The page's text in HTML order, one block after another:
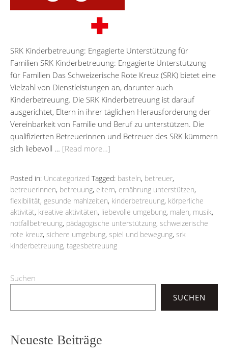
SRK Kinderbetreuung: Engagierte Unterstützung für
Familien SRK Kinderbetreuung: Engagierte Unterstützung
für Familien Das Schweizerische Rote Kreuz (SRK) bietet eine
Vielzahl von Dienstleistungen an, darunter auch
Kinderbetreuung. Die SRK Kinderbetreuung ist darauf
ausgerichtet, Eltern in ihrer täglichen Herausforderung der
Vereinbarkeit von Familie und Beruf zu unterstützen. Die
qualifizierten Betreuerinnen und Betreuer des SRK kümmern
sich liebevoll … [Read more…]
Posted in: Uncategorized Tagged: basteln, betreuer,
betreuerinnen, betreuung, eltern, ernährung unterstützen,
flexibilität, gesunde mahlzeiten, kinderbetreuung, körperliche
aktivität, kreative aktivitäten, liebevolle umgebung, malen, musik,
notfallbetreuung, pädagogische unterstützung, schweizerische
rote kreuz, sichere umgebung, spiel und bewegung, srk
kinderbetreuung, tagesbetreuung
Suchen
SUCHEN
Neueste Beiträge